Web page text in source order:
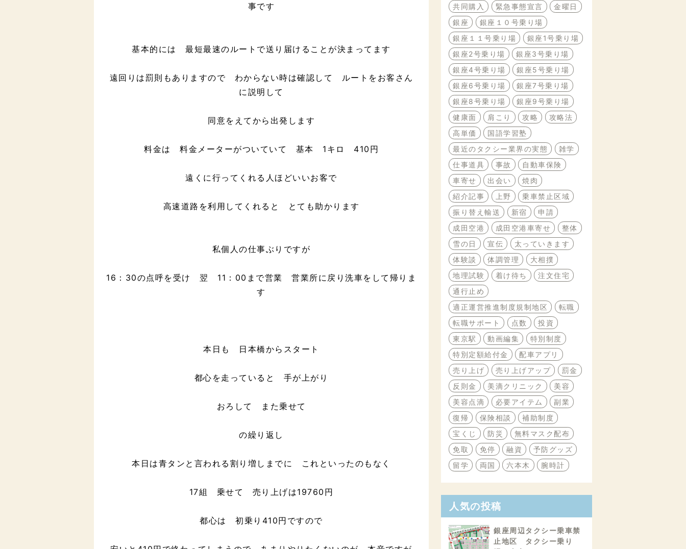
事です
基本的には 最短最速のルートで送り届けることが決まってます
遠回りは罰則もありますので わからない時は確認して ルートをお客さん
に説明して
同意をえてから出発します
料金は 料金メーターがついていて 基本 1キロ 410円
遠くに行ってくれる人ほどいいお客で
高速道路を利用してくれると とても助かります
私個人の仕事ぶりですが
16：30の点呼を受け 翌 11：00まで営業 営業所に戻り洗車をして帰りま
す
本日も 日本橋からスタート
都心を走っていると 手が上がり
おろして また乗せて
の繰り返し
本日は青タンと言われる割り増しまでに これといったのもなく
17組 乗せて 売り上げは19760円
都心は 初乗り410円ですので
共同購入
緊急事態宣言
金曜日
銀座
銀座１０号乗り場
銀座１１号乗り場
銀座1号乗り場
銀座2号乗り場
銀座3号乗り場
銀座4号乗り場
銀座5号乗り場
銀座6号乗り場
銀座7号乗り場
銀座8号乗り場
銀座9号乗り場
健康面
肩こり 攻略
攻略法
高単価
国語学習塾
最近のタクシー業界の実態
雑学
仕事道具
事故
自動車保険
車寄せ
出会い
焼肉
紹介記事
上野
乗車禁止区域
振り替え輸送
新宿
申請
成田空港
成田空港車寄せ
整体
雪の日
宣伝
太っていきます
体験談
体調管理
大相撲
地理試験
着け待ち
注文住宅
通行止め
適正運営推進制度規制地区
転職
転職サポート
点数
投資
東京駅
動画編集
特別制度
特別定額給付金
配車アプリ
売り上げ
売り上げアップ
罰金
反則金
美滴クリニック
美容
美容点滴
必要アイテム
副業
復帰
保険相談
補助制度
宝くじ
防災
無料マスク配布
免取
免停 融資
予防グッズ
留学
両国 六本木 腕時計
人気の投稿
銀座周辺タクシー乗車禁
止地区 タクシー乗り